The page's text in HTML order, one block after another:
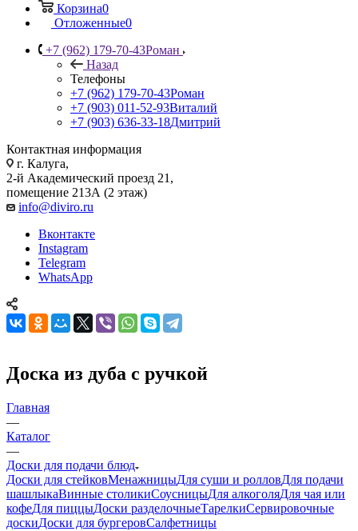
Корзина0
Отложенные0
+7 (962) 179-70-43Роман
Назад
Телефоны
+7 (962) 179-70-43Роман
+7 (903) 011-52-93Виталий
+7 (903) 636-33-18Дмитрий
Контактная информация
г. Калуга,
2-й Академический проезд 21,
помещение 213А (2 этаж)
info@diviro.ru
Вконтакте
Instagram
Telegram
WhatsApp
Доска из дуба с ручкой
Главная
—
Каталог
—
Доски для подачи блюд
Доски для стейковМенажницыДля суши и ролловДля подачи
шашлыкаВинные столикиСоусницыДля алкоголяДля чая или
кофеДля пиццыДоски разделочныеТарелкиСервировочные
доскиДоски для бургеровСалфетницы